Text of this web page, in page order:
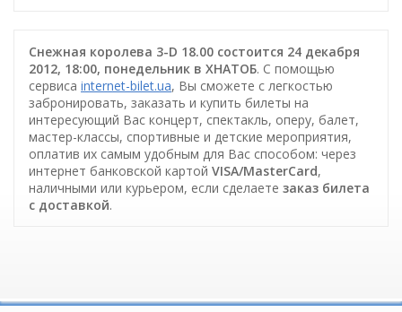
Снежная королева 3-D 18.00 состоится 24 декабря
2012, 18:00, понедельник в ХНАТОБ. С помощью
сервиса internet-bilet.ua, Вы сможете с легкостью
забронировать, заказать и купить билеты на
интересующий Вас концерт, спектакль, оперу, балет,
мастер-классы, спортивные и детские мероприятия,
оплатив их самым удобным для Вас способом: через
интернет банковской картой VISA/MasterCard,
наличными или курьером, если сделаете заказ билета
c доставкой.